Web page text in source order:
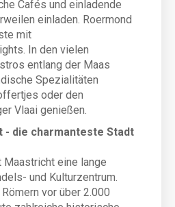
Cafés und einladende
einladen. Roermond
mit
In den vielen
entlang der Maas
Spezialitäten
oder den
Vlaai genießen.
- die charmanteste Stadt
Maastricht eine lange
und Kulturzentrum.
vor über 2.000